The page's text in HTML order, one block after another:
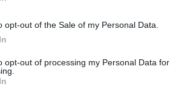
opt-out of the Sale of my Personal Data.
opt-out of processing my Personal Data
és 1944 vészterhes
Háza Múzeum igazgatója az